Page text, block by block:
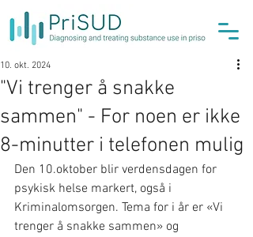
"Vi trenger å snakke
sammen" - For noen er ikke
8-minutter i telefonen mulig
10. okt. 2024
Den 10.oktober blir verdensdagen for
psykisk helse markert, også i
Kriminalomsorgen. Tema for i år er «Vi
trenger å snakke sammen» og